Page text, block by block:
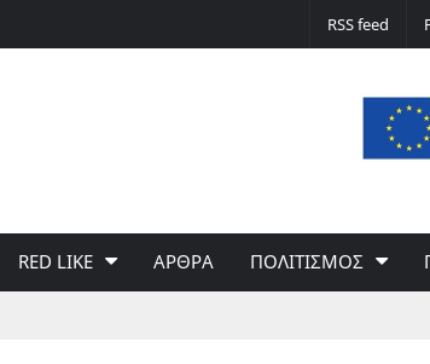
RSS feed
RED LIKE ΑΡΘΡΑ ΠΟΛΙΤΙΣΜΟΣ